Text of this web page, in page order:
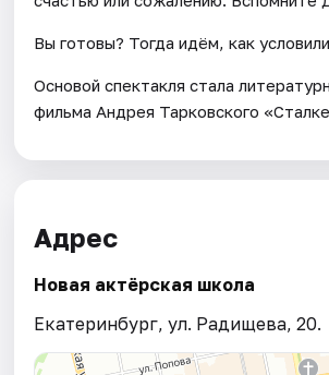
Вы готовы? Тогда идём, как
Основой спектакля стала
фильма Андрея Тарковского
Адрес
Новая актёрская школа
Екатеринбург, ул. Радищева, 20.